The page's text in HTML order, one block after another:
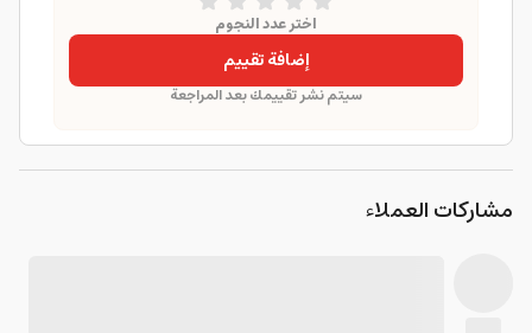
اختر عدد النجوم
إضافة تقييم
سيتم نشر تقييمك بعد المراجعة
مشاركات العملاء